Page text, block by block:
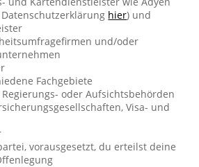
hier) und
und/oder
Fachgebiete
oder Aufsichtsbehörden
Visa- und
vorausgesetzt, du erteilst deine